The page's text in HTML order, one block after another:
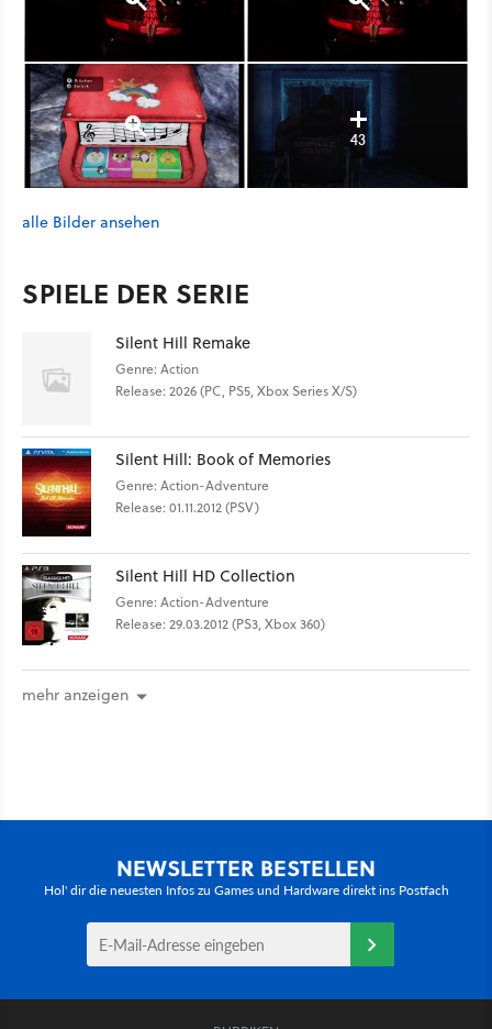
43
alle Bilder ansehen
SPIELE DER SERIE
Silent Hill Remake
Genre: Action
Release: 2026 (PC, PS5, Xbox Series X/S)
Silent Hill: Book of Memories
Genre: Action-Adventure
Release: 01.11.2012 (PSV)
Silent Hill HD Collection
Genre: Action-Adventure
Release: 29.03.2012 (PS3, Xbox 360)
mehr anzeigen
NEWSLETTER BESTELLEN
Hol' dir die neuesten Infos zu Games und Hardware direkt ins Postfach